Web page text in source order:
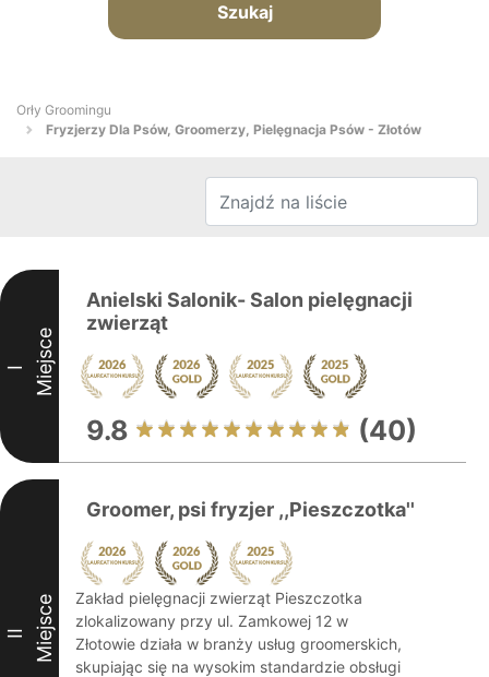
Szukaj
Orły Groomingu
Fryzjerzy Dla Psów, Groomerzy, Pielęgnacja Psów - Złotów
I Miejsce
Anielski Salonik- Salon pielęgnacji
zwierząt
9.8 (40)
II Miejsce
Groomer, psi fryzjer ,,Pieszczotka''
Zakład pielęgnacji zwierząt Pieszczotka
zlokalizowany przy ul. Zamkowej 12 w
Złotowie działa w branży usług groomerskich,
skupiając się na wysokim standardzie obsługi